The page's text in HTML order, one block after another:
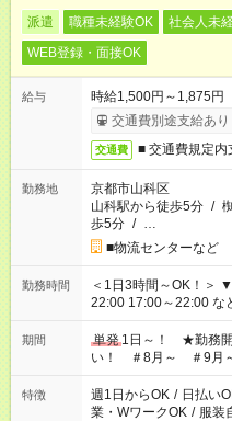
派遣 職種未経験OK 社会人未
WEB登録・面接OK
給与
時給1,500円～1,875円
交通費別途支給あり
交通費 ■ 交通費規定
勤務地
京都市山科区
山科駅から徒歩5分 /
歩5分 / …
■物流センターなど
勤務時間
＜1日3時間～OK！＞ ▼ 例えば… ▼ 15:00～18:00 15:00～
22:00 17:00～22:00 など こちら以外の時間もお気軽にご相
ださい！
期間 単発 1日～！ ★勤務開
い！ ＃8月～ ＃9月
特徴 週1日からOK / 日払い
業・WワークOK / 服装